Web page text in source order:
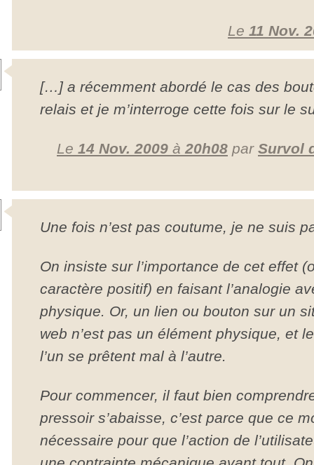
Le 11 Nov.
[…] a récemment abordé le cas des
relais et je m’interroge cette fois sur le
Le 14 Nov. 2009 à 20h08 par Survol
Une fois n’est pas coutume, je ne suis
On insiste sur l’importance de cet effet
caractère positif) en faisant l’analogie
physique. Or, un lien ou bouton sur un
web n’est pas un élément physique, et
l’un se prêtent mal à l’autre.
Pour commencer, il faut bien
pressoir s’abaisse, c’est parce que ce
nécessaire pour que l’action de